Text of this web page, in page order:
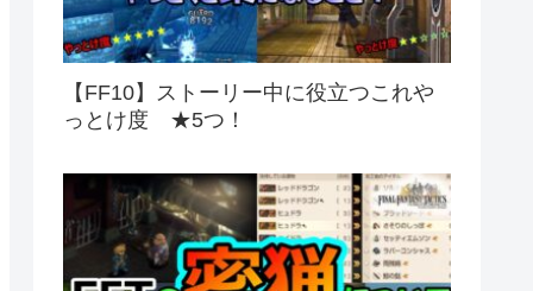
【FF10】ストーリー中に役立つこれや
っとけ度 ★5つ！